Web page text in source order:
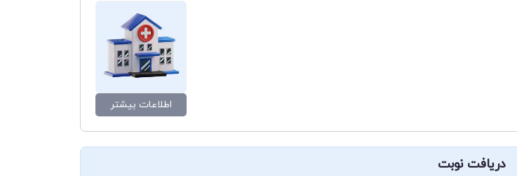
اطلاعات بیشتر
دریافت نوبت